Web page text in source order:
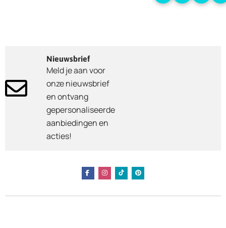
Nieuwsbrief
Meld je aan voor
onze nieuwsbrief
en ontvang
gepersonaliseerde
aanbiedingen en
acties!